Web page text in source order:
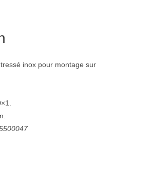
inox pour montage sur